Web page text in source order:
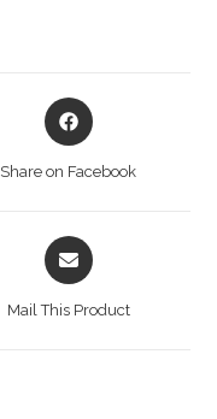
Share on Facebook
Mail This Product